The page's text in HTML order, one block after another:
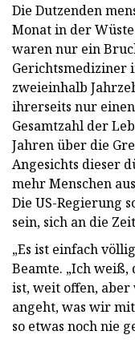
Die Dutzenden
Monat in der
waren nur ein
Gerichtsmediziner
zweieinhalb
ihrerseits nur
Gesamtzahl der
Jahren über die
Angesichts dieser
mehr Menschen
Die US-Regierung
sein, sich an die
„Es ist einfach
Beamte. „Ich weiß,
ist, weit offen, aber
angeht, was wir
so etwas noch nie